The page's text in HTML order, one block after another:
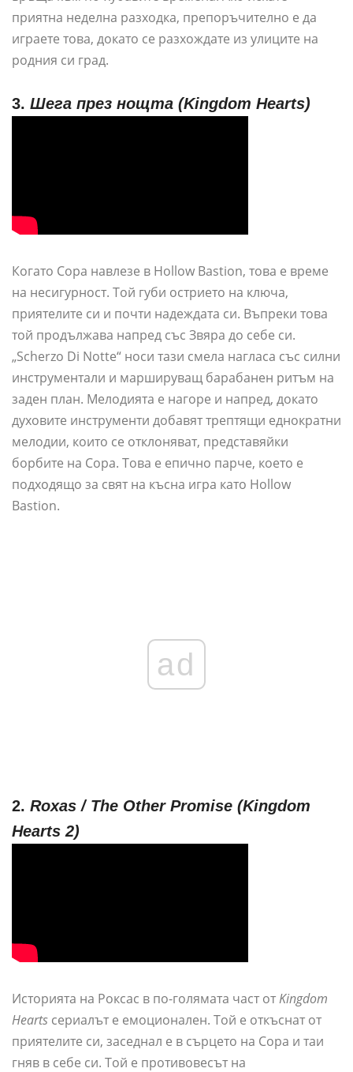
приятна неделна разходка, препоръчително е да
играете това, докато се разхождате из улиците на
родния си град.
3. Шега през нощта (Kingdom Hearts)
Когато Сора навлезе в Hollow Bastion, това е време
на несигурност. Той губи острието на ключа,
приятелите си и почти надеждата си. Въпреки това
той продължава напред със Звяра до себе си.
„Scherzo Di Notte“ носи тази смела нагласа със силни
инструментали и маршируващ барабанен ритъм на
заден план. Мелодията е нагоре и напред, докато
духовите инструменти добавят трептящи еднократни
мелодии, които се отклоняват, представяйки
борбите на Сора. Това е епично парче, което е
подходящо за свят на късна игра като Hollow
Bastion.
ad
2. Roxas / The Other Promise (Kingdom
Hearts 2)
Историята на Роксас в по-голямата част отKingdom
Hearts сериалът е емоционален. Той е откъснат от
приятелите си, заседнал е в сърцето на Сора и таи
гняв в себе си. Той е противовесът на